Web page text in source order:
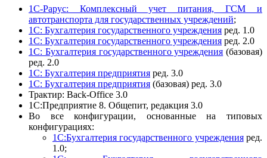
1С-Рарус: Комплексный учет питания, ГСМ и
автотранспорта для государственных учреждений;
1С: Бухгалтерия государственного учреждения ред. 1.0
1С: Бухгалтерия государственного учреждения ред. 2.0
1С: Бухгалтерия государственного учреждения (базовая)
ред. 2.0
1С: Бухгалтерия предприятия ред. 3.0
1С: Бухгалтерия предприятия (базовая) ред. 3.0
Трактир: Back-Office 3.0
1С:Предприятие 8. Общепит, редакция 3.0
Во все конфигурации, основанные на типовых
конфигурациях:
1С:Бухгалтерия государственного учрежденияред.
1.0;